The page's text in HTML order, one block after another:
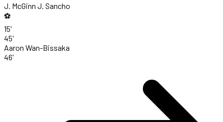
J. McGinn J. Sancho
⚽
15'
45'
Aaron Wan-Bissaka
46'